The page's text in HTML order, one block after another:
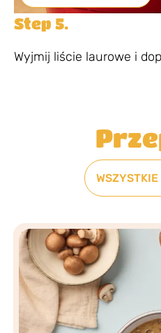
Step 5.
Wyjmij liście laurowe i